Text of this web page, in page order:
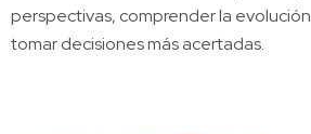
perspectivas, comprender la
tomar decisiones más acertadas.